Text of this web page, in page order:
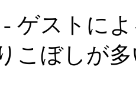
- ゲストに
こぼしが